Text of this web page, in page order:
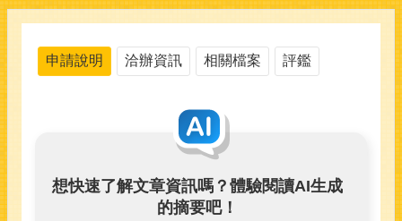
申請說明 洽辦資訊 相關檔案 評鑑
想快速了解文章資訊嗎？體驗閱讀AI生成
的摘要吧！